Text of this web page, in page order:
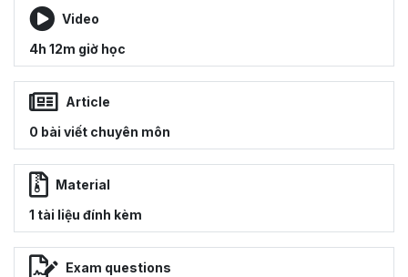
Video
4h 12m giờ học
Article
0 bài viết chuyên môn
Material
1 tài liệu đính kèm
Exam questions